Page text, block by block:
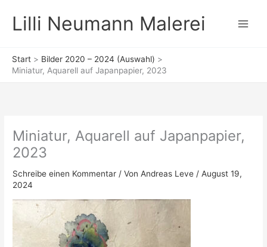
Inhalt
springen
Lilli Neumann Malerei
Start
Bilder 2020 – 2024 (Auswahl)
Miniatur, Aquarell auf Japanpapier, 2023
Miniatur, Aquarell auf Japanpapier,
2023
Schreibe einen Kommentar / VonAndreas Leve /August 19,
2024